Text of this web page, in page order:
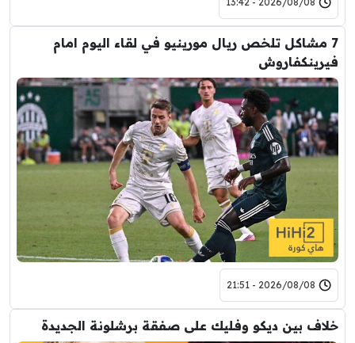
7 مشاكل تلخص ريال مورينيو في لقاء اليوم امام
فيرينكفاروش
2026/08/08 - 21:51
خلاف بين ديكو وفليك على صفقة برشلونة الجديدة